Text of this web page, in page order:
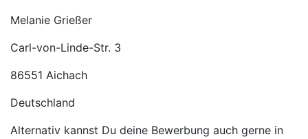
Melanie Grießer
Carl-von-Linde-Str. 3
86551 Aichach
Deutschland
Alternativ kannst Du deine Bewerbung auch gerne in